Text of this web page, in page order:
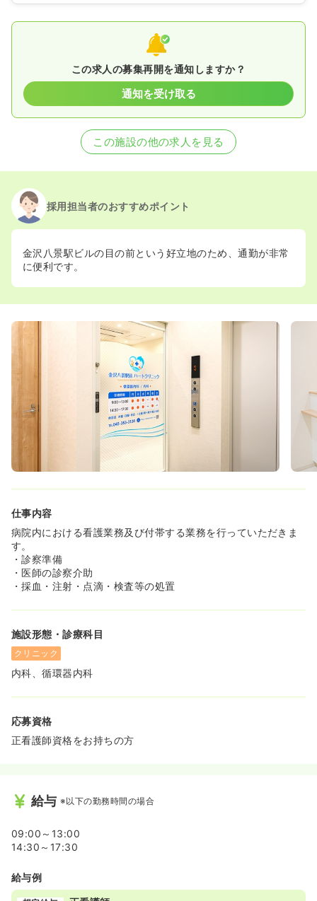
この求人の募集再開を通知しますか？
通知を受け取る
この施設の他の求人を見る
採用担当者のおすすめポイント
金沢八景駅ビルの目の前という好立地のため、通勤が非常
に便利です。
仕事内容
病院内における看護業務及び付帯する業務を行っていただきま
す。
・診察準備
・医師の診察介助
・採血・注射・点滴・検査等の処置
施設形態・診療科目
クリニック
内科、循環器内科
応募資格
正看護師資格をお持ちの方
給与 ※以下の勤務時間の場合
09:00～13:00
14:30～17:30
給与例